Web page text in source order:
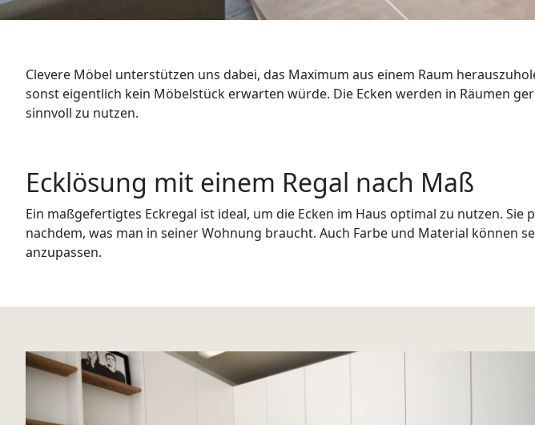
Clevere Möbel unterstützen uns dabei, das Maximum aus einem Raum
sonst eigentlich kein Möbelstück erwarten würde. Die Ecken werden in Räumen
sinnvoll zu nutzen.
Ecklösung mit einem Regal nach Maß
Ein maßgefertigtes Eckregal ist ideal, um die Ecken im Haus optimal zu nutzen.
nachdem, was man in seiner Wohnung braucht. Auch Farbe und Material können
anzupassen.
WANDBOARDS
ALLE ANZEIGEN